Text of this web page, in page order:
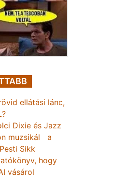
ellátási lánc,
Dixie és Jazz
muzsikál a
Sikk
hogy
vásárol